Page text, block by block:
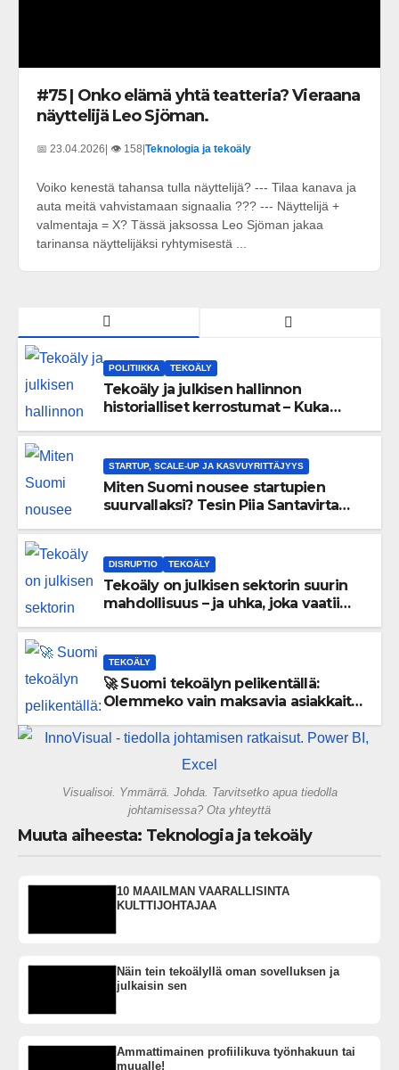
#75 | Onko elämä yhtä teatteria? Vieraana
näyttelijä Leo Sjöman.
📅 23.04.2026| 👁️ 158|Teknologia ja tekoäly
Voiko kenestä tahansa tulla näyttelijä? --- Tilaa kanava ja
auta meitä vahvistamaan signaalia ??? --- Näyttelijä +
valmentaja = X? Tässä jaksossa Leo Sjöman jakaa
tarinansa näyttelijäksi ryhtymisestä ...
POLITIIKKA TEKOÄLY
Tekoäly ja julkisen hallinnon
historialliset kerrostumat – Kuka
STARTUP, SCALE-UP JA KASVUYRITTÄJYYS
Miten Suomi nousee startupien
suurvallaksi? Tesin Piia Santavirta
DISRUPTIO TEKOÄLY
Tekoäly on julkisen sektorin suurin
mahdollisuus – ja uhka, joka vaatii
TEKOÄLY
🚀 Suomi tekoälyn pelikentällä:
Olemmeko vain maksavia asiakkaita
gigatehtaan?
Visualisoi. Ymmärrä. Johda. Tarvitsetko apua tiedolla
johtamisessa? Ota yhteyttä
Muuta aiheesta: Teknologia ja tekoäly
10 MAAILMAN VAARALLISINTA
KULTTIJOHTAJAA
Näin tein tekoälyllä oman sovelluksen ja
julkaisin sen
Ammattimainen profiilikuva työnhakuun tai
muualle!